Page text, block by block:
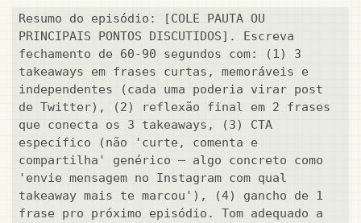
Resumo do episódio: [COLE PAUTA OU
PRINCIPAIS PONTOS DISCUTIDOS]. Escreva
fechamento de 60-90 segundos com: (1) 3
takeaways em frases curtas, memoráveis e
independentes (cada uma poderia virar post
de Twitter), (2) reflexão final em 2 frases
que conecta os 3 takeaways, (3) CTA
específico (não 'curte, comenta e
compartilha' genérico — algo concreto como
'envie mensagem no Instagram com qual
takeaway mais te marcou'), (4) gancho de 1
frase pro próximo episódio. Tom adequado a